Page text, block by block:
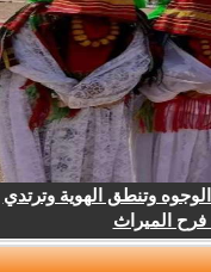
وتنطق الهوية وترتدي
فرح الميراث